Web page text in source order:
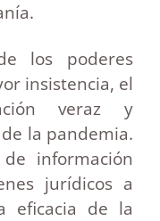
los poderes
insistencia, el
veraz y
la pandemia.
información
jurídicos a
eficacia de la